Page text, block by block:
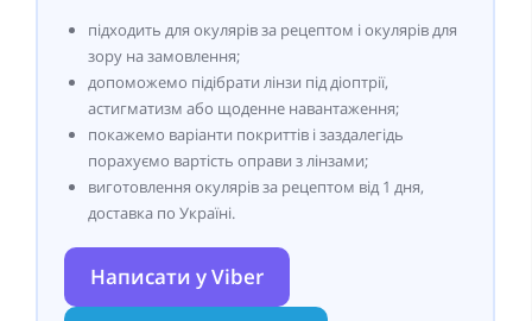
підходить для окулярів за рецептом і окулярів для
зору на замовлення;
допоможемо підібрати лінзи під діоптрії,
астигматизм або щоденне навантаження;
покажемо варіанти покриттів і заздалегідь
порахуємо вартість оправи з лінзами;
виготовлення окулярів за рецептом від 1 дня,
доставка по Україні.
Написати у Viber